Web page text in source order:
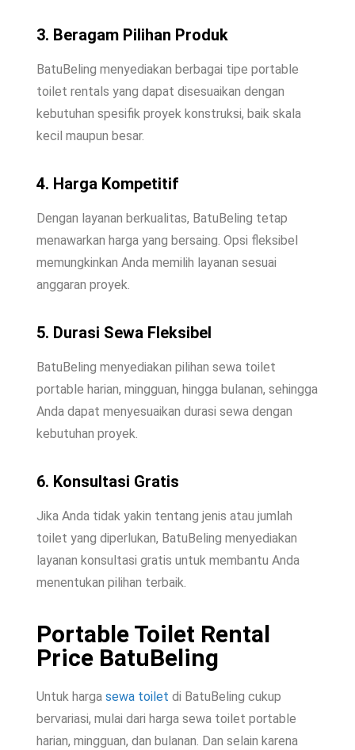
3. Beragam Pilihan Produk
BatuBeling menyediakan berbagai tipe portable
toilet rentals yang dapat disesuaikan dengan
kebutuhan spesifik proyek konstruksi, baik skala
kecil maupun besar.
4. Harga Kompetitif
Dengan layanan berkualitas, BatuBeling tetap
menawarkan harga yang bersaing. Opsi fleksibel
memungkinkan Anda memilih layanan sesuai
anggaran proyek.
5. Durasi Sewa Fleksibel
BatuBeling menyediakan pilihan sewa toilet
portable harian, mingguan, hingga bulanan, sehingga
Anda dapat menyesuaikan durasi sewa dengan
kebutuhan proyek.
6. Konsultasi Gratis
Jika Anda tidak yakin tentang jenis atau jumlah
toilet yang diperlukan, BatuBeling menyediakan
layanan konsultasi gratis untuk membantu Anda
menentukan pilihan terbaik.
Portable Toilet Rental
Price BatuBeling
Untuk harga sewa toilet di BatuBeling cukup
bervariasi, mulai dari harga sewa toilet portable
harian, mingguan, dan bulanan. Dan selain karena